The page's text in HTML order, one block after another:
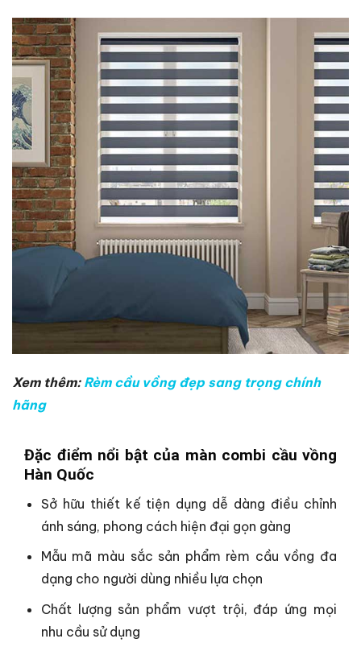
Xem thêm: Rèm cầu vồng đẹp sang trọng chính
hãng
Đặc điểm nổi bật của màn combi cầu vồng
Hàn Quốc
Sở hữu thiết kế tiện dụng dễ dàng điều chỉnh
ánh sáng, phong cách hiện đại gọn gàng
Mẫu mã màu sắc sản phẩm rèm cầu vồng đa
dạng cho người dùng nhiều lựa chọn
Chất lượng sản phẩm vượt trội, đáp ứng mọi
nhu cầu sử dụng